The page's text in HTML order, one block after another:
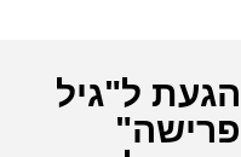
הגעת ל"גיל
פרישה"